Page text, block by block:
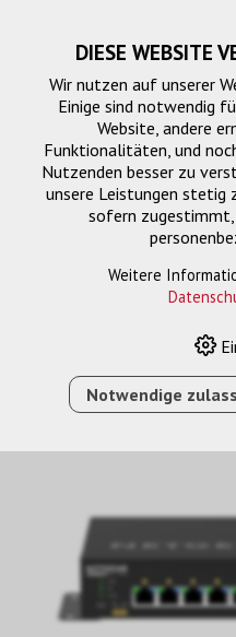
Netzwerk
FTTH/
POE+ SWITCH M4250-
DIESE WEBSITE
Wir nutzen auf unserer
Einige sind notwendig
Website, andere
Funktionalitäten, und
Nutzenden besser zu
unsere Leistungen stetig
sofern
Weitere
Notwendige